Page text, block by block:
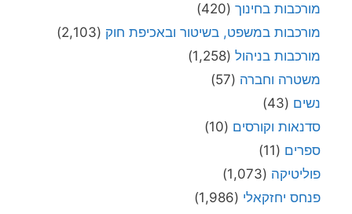
מורכבות בחינוך (420)
מורכבות במשפט, בשיטור ובאכיפת חוק (2,103)
מורכבות בניהול (1,258)
משטרה וחברה (57)
נשים (43)
סדנאות וקורסים (10)
ספרים (11)
פוליטיקה (1,073)
פנחס יחזקאלי (1,986)